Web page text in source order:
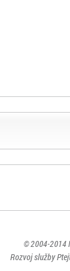
© 2004-2014
Rozvoj služby